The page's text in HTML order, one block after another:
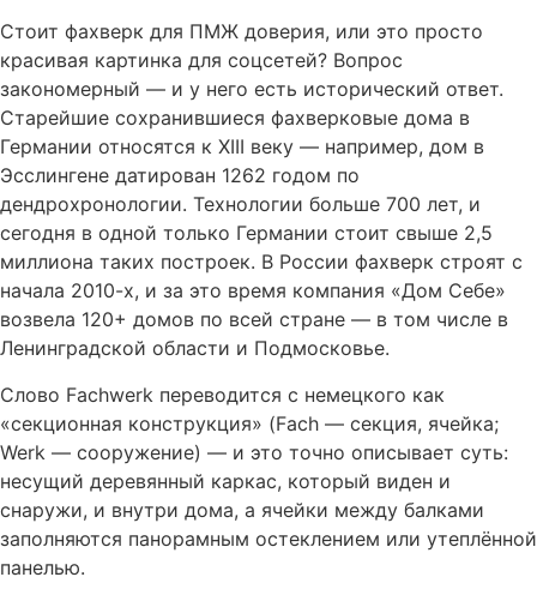
Стоит фахверк для ПМЖ доверия, или это просто
красивая картинка для соцсетей? Вопрос
закономерный — и у него есть исторический ответ.
Старейшие сохранившиеся фахверковые дома в
Германии относятся к XIII веку — например, дом в
Эсслингене датирован 1262 годом по
дендрохронологии. Технологии больше 700 лет, и
сегодня в одной только Германии стоит свыше 2,5
миллиона таких построек. В России фахверк строят с
начала 2010-х, и за это время компания «Дом Себе»
возвела 120+ домов по всей стране — в том числе в
Ленинградской области и Подмосковье.
Слово Fachwerk переводится с немецкого как
«секционная конструкция» (Fach — секция, ячейка;
Werk — сооружение) — и это точно описывает суть:
несущий деревянный каркас, который виден и
снаружи, и внутри дома, а ячейки между балками
заполняются панорамным остеклением или утеплённой
панелью.